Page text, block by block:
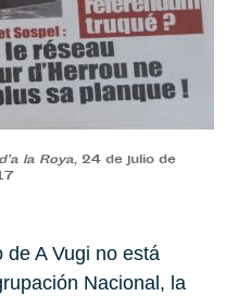
la Roya, 24 de julio de
de A Vugi no está
Nacional, la